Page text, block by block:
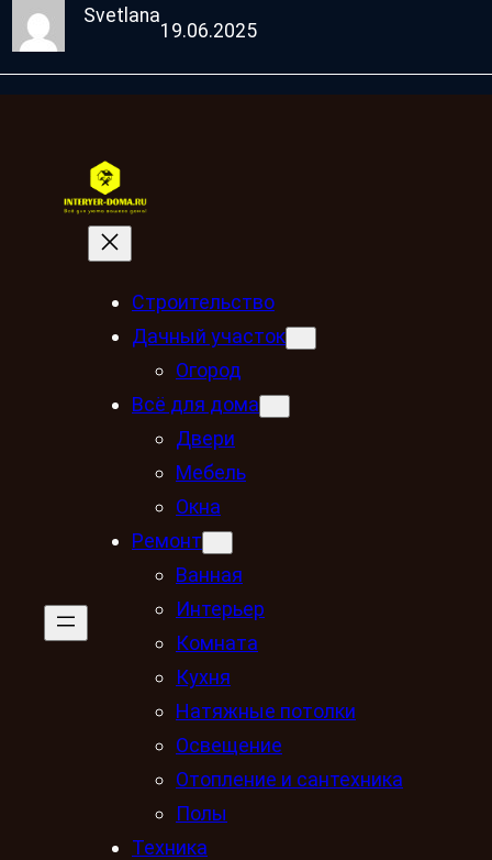
Svetlana
19.06.2025
Строительство
Дачный участок
Огород
Всё для дома
Двери
Мебель
Окна
Ремонт
Ванная
Интерьер
Комната
Кухня
Натяжные потолки
Освещение
Отопление и сантехника
Полы
Техника